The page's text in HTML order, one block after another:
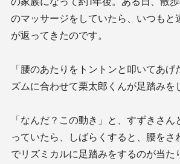
のマッサージをしていたら、いつもと
が返ってきたのです。
「腰のあたりをトントンと叩いてあげ
ズムに合わせて栗太郎くんが足踏みを
「なんだ？この動き」と、すずきさ
っていたら、しばらくすると、腰をさ
でリズミカルに足踏みをするのが当た